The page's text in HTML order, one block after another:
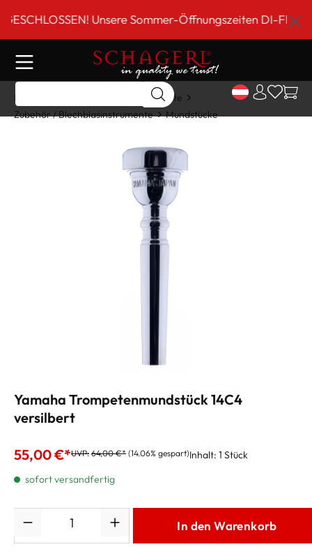
springenUnsere Sommer-Öffnungszeiten DI-FR 9 bis
Home
Blechblasinstrumente
Zubehör / Blechblasinstrumente
Mundstücke
Yamaha Trompetenmundstück 14C4
versilbert
55,00 €*UVP: 64,00 €* (14.06% gespart)Inhalt: 1 Stück
sofort versandfertig
In den Warenkorb